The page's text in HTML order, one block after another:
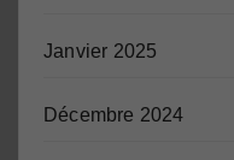
Janvier 2025
Décembre 2024